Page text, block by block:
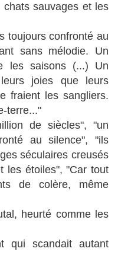
chats sauvages et les
toujours confronté au
sans mélodie. Un
les saisons (...) Un
joies que leurs
fraient les sangliers.
terre..."
de siècles", "un
au silence", "ils
séculaires creusés
les étoiles", "Car tout
de colère, même
heurté comme les
qui scandait autant